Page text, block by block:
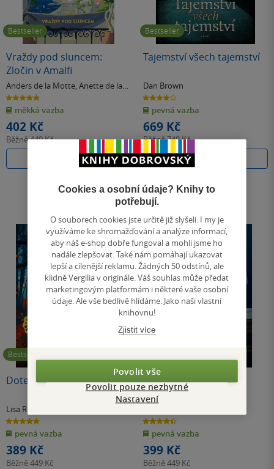
Bestseller
Vraždy pod sluncem:
Zločin v Amalfi
Anders de la Motte, Anette de la
Motte
4.9
z
5
hvězdiček
měkká vazba
402 Kč
Běžně449 Kč
Do košíku
Bestseller
Tajemství všech tajemství
Dan Brown
4.1
z
5
hvězdiček
pevná vazba
669 Kč
Běžně748 Kč
Do košíku
Bestseller
Dotek osudu
Lisa Reganová
4.9
z
5
hvězdiček
pevná vazba
389 Kč
Běžně449 Kč
Profesorka
4.4
z
5
hvězdiček
pevná vazba
399 Kč
Běžně449 Kč
Cookies a osobní údaje? Knihy to
potřebují.
O souborech cookies jste určitě již slyšeli. I my je
využíváme ke shromažďování a analýze informací,
aby náš e-shop dobře fungoval a mohli jsme ho
nadále zlepšovat. Také nám pomáhají ukazovat
lepší a cílenější reklamu. Žádných 50 odstínů, ale
klidně Vergilia v originále. Váš souhlas může předat
marketingovým platformám i některé vaše osobní
údaje. Ale vše bedlivě hlídáme. Jako naši vlastní
knihovnu!
Zjistit více
Povolit vše
Povolit pouze nezbytné
Nastavení